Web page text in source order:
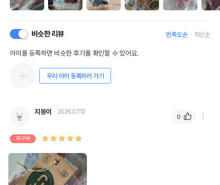
비슷한 리뷰 만족도순 최신순
아이를 등록하면 비슷한 후기를 확인할 수 있어요.
우리 아이 등록하러 가기
지봉이 2026.07.12
재구매
0